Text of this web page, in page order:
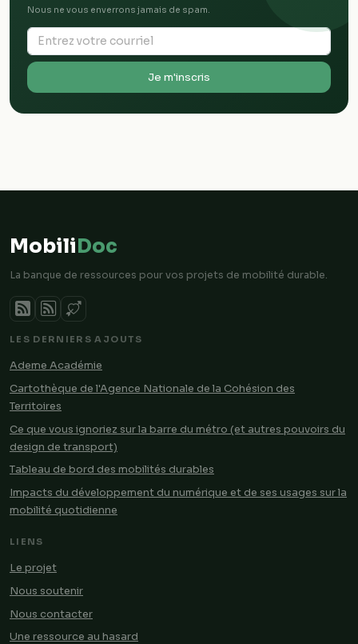
Nous ne vous enverrons jamais de spam.
Je m'inscris
MobiliDoc
La banque de ressources pour vos projets de mobilité durable.
LES DERNIERS AJOUTS
Ademe Académie
Cartothèque de l'Agence Nationale de la Cohésion des
Territoires
Ce que vous ignoriez sur la barre du métro (et autres pouvoirs du
design de transport)
Tableau de bord des mobilités durables
Impacts du développement du numérique et de ses usages sur la
mobilité quotidienne
LIENS
Le projet
Nous soutenir
Nous contacter
Une ressource au hasard